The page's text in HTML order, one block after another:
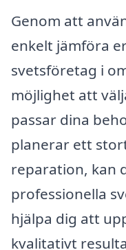
Genom att
enkelt jämföra
svetsföretag i
möjlighet att
passar dina
planerar ett
reparation, kan
professionella
hjälpa dig att
kvalitativt